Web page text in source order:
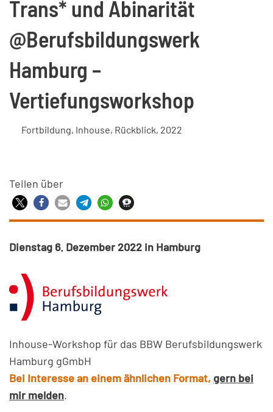
Trans* und Abinarität
@Berufsbildungswerk
Hamburg –
Vertiefungsworkshop
Fortbildung, Inhouse, Rückblick, 2022
Teilen über
Dienstag 6. Dezember 2022 in Hamburg
Inhouse-Workshop für das BBW Berufsbildungswerk
Hamburg gGmbH
Bei Interesse an einem ähnlichen Format, gern bei
mir melden.